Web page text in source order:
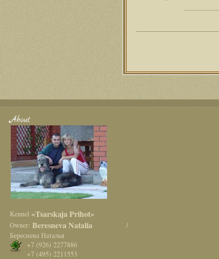
About
Kennel «Tsarskaja Prihot»
Owner: Beresneva Natalia /
Береснева Наталья
+7 (926) 2277886
+7 (495) 2211553